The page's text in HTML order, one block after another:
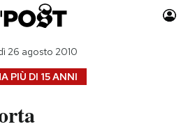
Auto
PIÙ DI 15 ANNI
26 agosto 2010